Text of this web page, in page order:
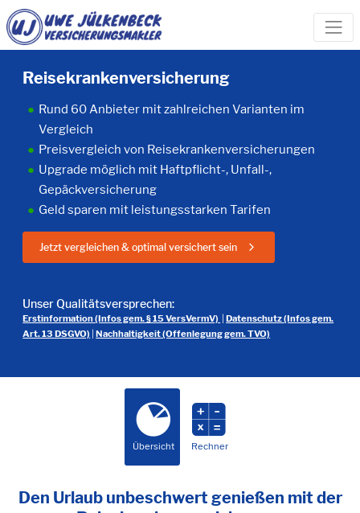
Reisekrankenversicherung
Rund 60 Anbieter mit zahlreichen Varianten im
Vergleich
Preisvergleich von Reisekrankenversicherungen
Upgrade möglich mit Haftpflicht-, Unfall-,
Gepäckversicherung
Geld sparen mit leistungsstarken Tarifen
Jetzt vergleichen & optimal versichert sein
Unser Qualitätsversprechen:
Erstinformation (Infos gem. § 15 VersVermV) |Datenschutz (Infos gem.
Art. 13 DSGVO) |Nachhaltigkeit (Offenlegung gem. TVO)
Übersicht Rechner
Den Urlaub unbeschwert genießen mit der